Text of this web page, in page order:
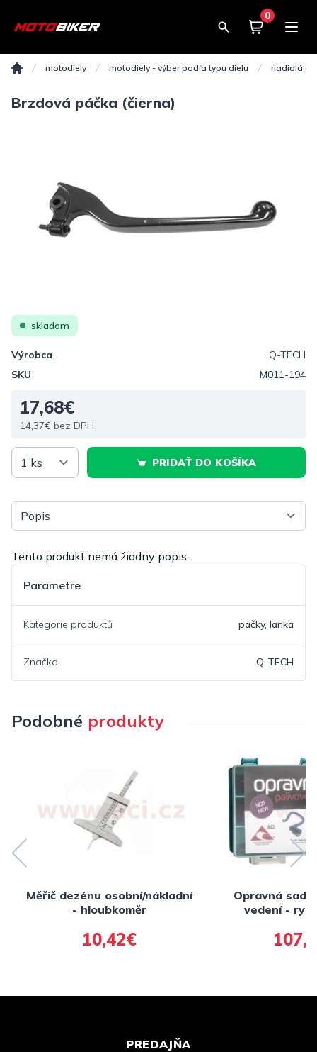
0
Košík 0,00€
motodiely motodiely - výber podľa typu dielu riadidlá a
Brzdová páčka (čierna)
skladom
Výrobca
Q-TECH
SKU
M011-194
17,68€
14,37€ bez DPH
PRIDAŤ DO KOŠÍKA
Vyberte tab
Tento produkt nemá žiadny popis.
Parametre
Kategorie produktů páčky, lanka
Značka Q-TECH
Podobné produkty
Měřič dezénu osobní/nákladní
- hloubkoměr
10,42€
Opravná
vedení -
NORMA -
PREDAJŇA